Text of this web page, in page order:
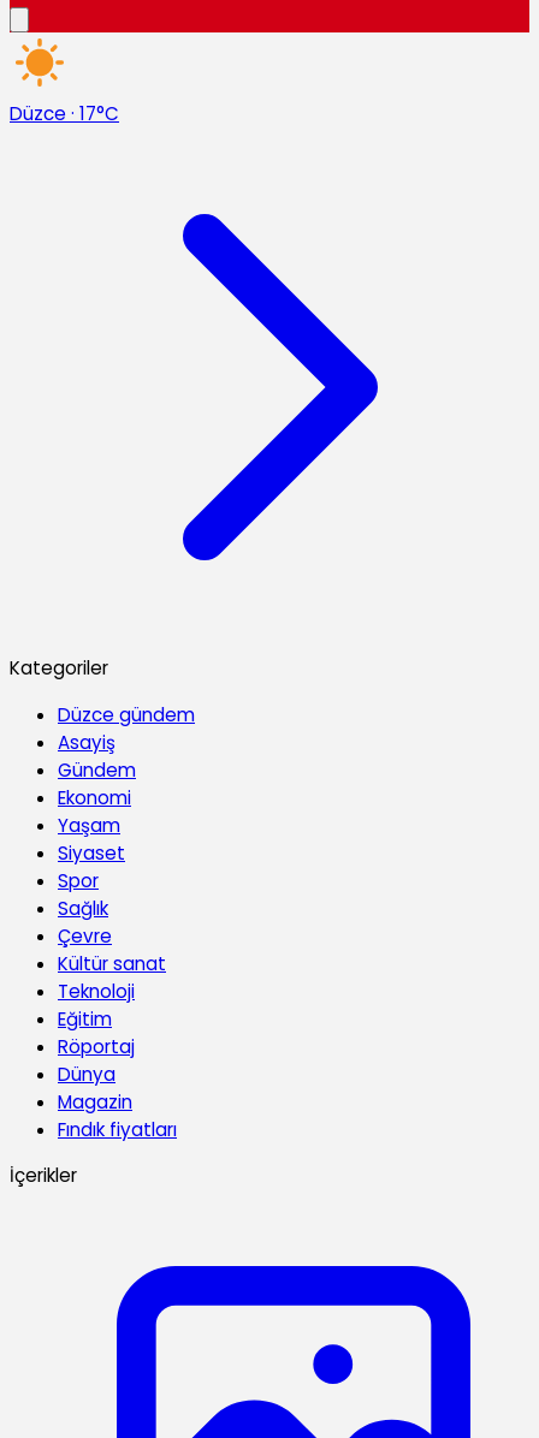
Düzce · 17°C
Kategoriler
Düzce gündem
Asayiş
Gündem
Ekonomi
Yaşam
Siyaset
Spor
Sağlık
Çevre
Kültür sanat
Teknoloji
Eğitim
Röportaj
Dünya
Magazin
Fındık fiyatları
İçerikler